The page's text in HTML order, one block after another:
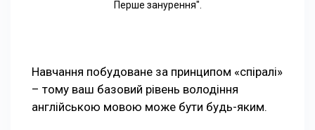
Перше занурення".
Навчання побудоване за принципом «спіралі»
– тому ваш базовий рівень володіння
англійською мовою може бути будь-яким.